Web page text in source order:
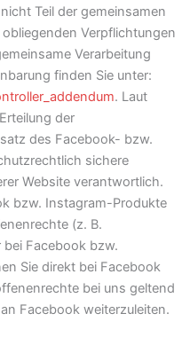
Teil der gemeinsamen
Verpflichtungen
Verarbeitung
finden Sie unter:
. Laut
der
des Facebook- bzw.
sichere
Website verantwortlich.
bzw. Instagram-Produkte
(z. B.
Facebook bzw.
Sie direkt bei Facebook
bei uns geltend
Facebook weiterzuleiten.